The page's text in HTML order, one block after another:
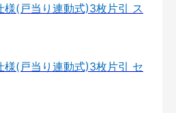
様(戸当り連動式)3枚片引 ス
様(戸当り連動式)3枚片引 セ